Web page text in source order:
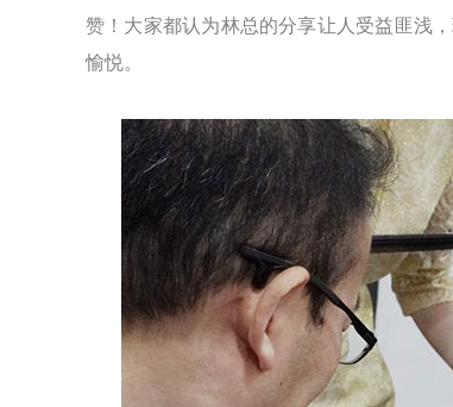
赞！大家都认为林总的分享让人受益匪浅
愉悦。